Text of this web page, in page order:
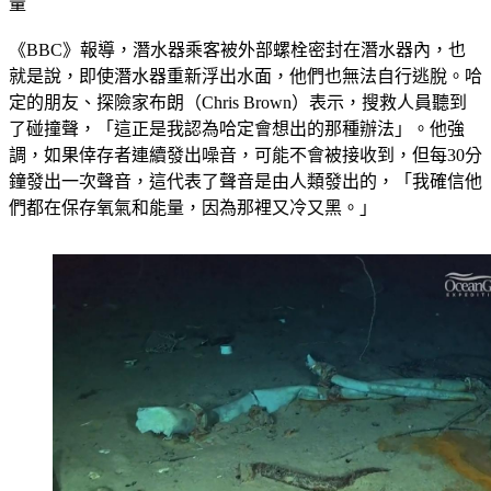
量
《BBC》報導，潛水器乘客被外部螺栓密封在潛水器內，也
就是說，即使潛水器重新浮出水面，他們也無法自行逃脫。哈
定的朋友、探險家布朗（Chris Brown）表示，搜救人員聽到
了碰撞聲，「這正是我認為哈定會想出的那種辦法」。他強
調，如果倖存者連續發出噪音，可能不會被接收到，但每30分
鐘發出一次聲音，這代表了聲音是由人類發出的，「我確信他
們都在保存氧氣和能量，因為那裡又冷又黑。」